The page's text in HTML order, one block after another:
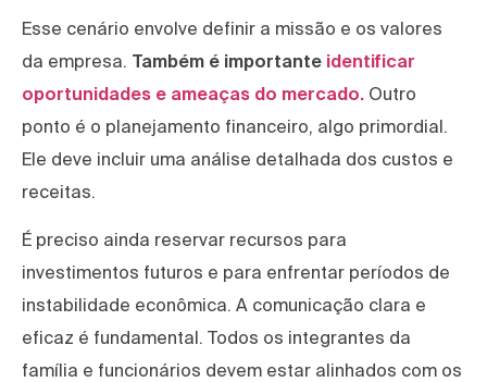
Esse cenário envolve definir a missão e os valores
da empresa. Também é importante identificar
oportunidades e ameaças do mercado. Outro
ponto é o planejamento financeiro, algo primordial.
Ele deve incluir uma análise detalhada dos custos e
receitas.
É preciso ainda reservar recursos para
investimentos futuros e para enfrentar períodos de
instabilidade econômica. A comunicação clara e
eficaz é fundamental. Todos os integrantes da
família e funcionários devem estar alinhados com os